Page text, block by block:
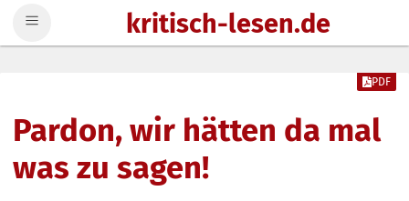
kritisch-lesen.de
Pardon, wir hätten da mal
was zu sagen!
PDF